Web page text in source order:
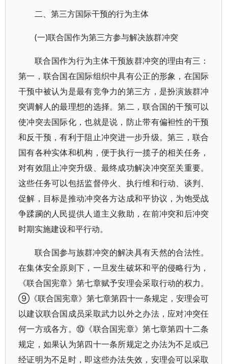
二、第三方国际干预的行为主体
(一)联合国作为第三方参与解决族群冲突
联合国作为行为主体干预族群冲突的理由有三：
第一，联合国在国际组织中具有公正的形象，在国际
干预中被认为是最有竞争力的第三方，是扮演族群冲
突调解人的最理想的选择。第二，联合国的干预可以
使冲突去国际化，也就是说，防止带有偏袒性的干预
和反干预，有利于阻止冲突进一步升级。第三，联合
国有各种实体和机构，便于执行一揽子的相关任务，
对有效阻止冲突升级、最终成功解决冲突至关重要。
这些任务可以包括监督停火、执行维和行动、谈判、
促解，目标是推动冲突各方达成和平协议，为饱受战
争蹂躏的人民提供人道主义救助，在前冲突和后冲突
时期实施建设和平行动。
联合国参与族群冲突的解决具有天然的合法性。
在集体安全原则下，一旦发生破坏和平的侵略行为，
《联合国宪章》第七章赋予安理会采取行动的权力。
⑨《联合国宪章》第七章第四十一条规定，安理会可
以建议联合国成员采取武力以外之办法，应对冲突任
何一方或各方。⑩《联合国宪章》第七章第四十二条
规定，如果认为第四十一条所规定之办法为不足或已
经证明为不足时，即这些办法失效，安理会可以采取